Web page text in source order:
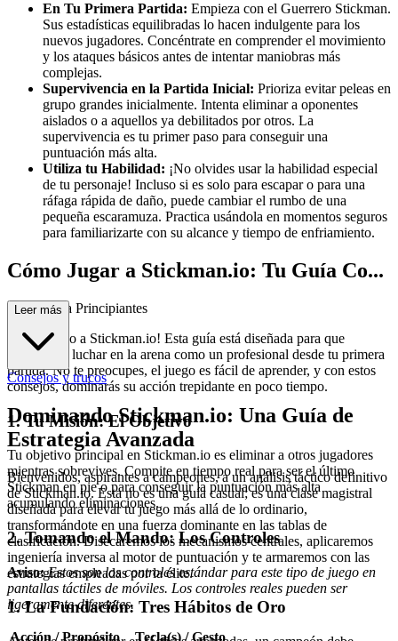
En Tu Primera Partida: Empieza con el Guerrero Stickman.
Sus estadísticas equilibradas lo hacen indulgente para los
nuevos jugadores. Concéntrate en comprender el movimiento
y los ataques básicos antes de intentar maniobras más
complejas.
Supervivencia en la Partida Inicial: Prioriza evitar peleas en
grupo grandes inicialmente. Intenta eliminar a oponentes
aislados o a aquellos ya debilitados por otros. La
supervivencia es tu primer paso para conseguir una
puntuación más alta.
Utiliza tu Habilidad: ¡No olvides usar la habilidad especial
de tu personaje! Incluso si es solo para escapar o para una
ráfaga rápida de daño, puede cambiar el rumbo de una
pequeña escaramuza. Practica usándola en momentos seguros
para familiarizarte con su alcance y tiempo de enfriamiento.
Cómo Jugar a Stickman.io: Tu Guía Co...
mpleta para Principiantes
¡Bienvenido a Stickman.io! Esta guía está diseñada para que
empieces a luchar en la arena como un profesional desde tu primera
partida. No te preocupes, el juego es fácil de aprender, y con estos
consejos, dominarás su acción trepidante en poco tiempo.
1. Tu Misión: El Objetivo
Tu objetivo principal en Stickman.io es eliminar a otros jugadores
mientras sobrevives. Compite en tiempo real para ser el último
Stickman en pie o para conseguir la puntuación más alta
acumulando eliminaciones.
2. Tomando el Mando: Los Controles
Aviso: Estos son los controles estándar para este tipo de juego en
pantallas táctiles de móviles. Los controles reales pueden ser
ligeramente diferentes.
Acción / Propósito Tecla(s) / Gesto
Leer más
Consejos y trucos
Dominando Stickman.io: Una Guía de
Estrategia Avanzada
Bienvenidos, aspirantes a campeones, a un análisis táctico definitivo
de Stickman.io. Esta no es una guía casual; es una clase magistral
diseñada para elevar tu juego más allá de lo ordinario,
transformándote en una fuerza dominante en las tablas de
clasificación. Disecaremos los mecanismos centrales, aplicaremos
ingeniería inversa al motor de puntuación y te armaremos con las
estrategias empleadas por la élite.
1. La Fundación: Tres Hábitos de Oro